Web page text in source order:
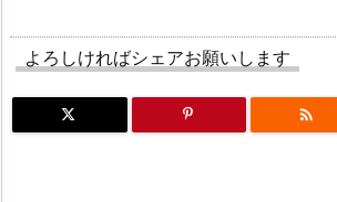
よろしければシェアお願いします
